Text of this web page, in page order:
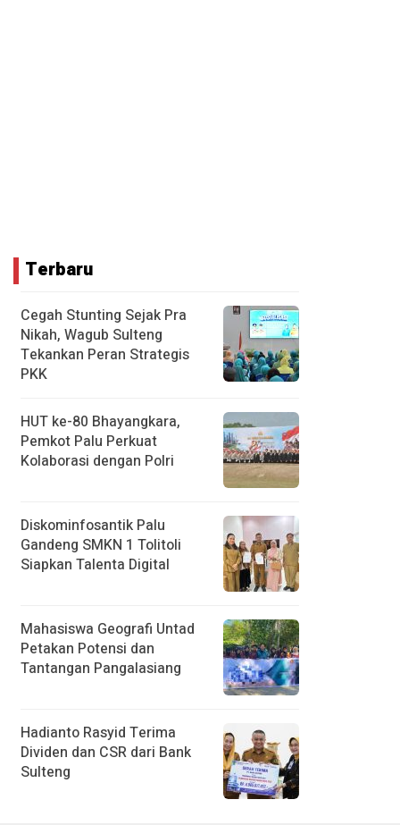
Terbaru
Cegah Stunting Sejak Pra
Nikah, Wagub Sulteng
Tekankan Peran Strategis
PKK
HUT ke-80 Bhayangkara,
Pemkot Palu Perkuat
Kolaborasi dengan Polri
Diskominfosantik Palu
Gandeng SMKN 1 Tolitoli
Siapkan Talenta Digital
Mahasiswa Geografi Untad
Petakan Potensi dan
Tantangan Pangalasiang
Hadianto Rasyid Terima
Dividen dan CSR dari Bank
Sulteng